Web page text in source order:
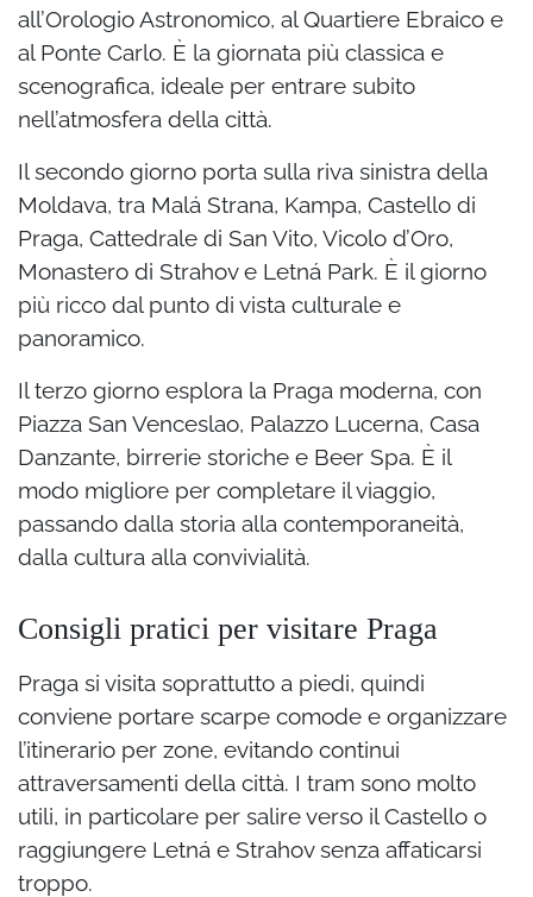
all’Orologio Astronomico, al Quartiere Ebraico e
al Ponte Carlo. È la giornata più classica e
scenografica, ideale per entrare subito
nell’atmosfera della città.
Il secondo giorno porta sulla riva sinistra della
Moldava, tra Malá Strana, Kampa, Castello di
Praga, Cattedrale di San Vito, Vicolo d’Oro,
Monastero di Strahov e Letná Park. È il giorno
più ricco dal punto di vista culturale e
panoramico.
Il terzo giorno esplora la Praga moderna, con
Piazza San Venceslao, Palazzo Lucerna, Casa
Danzante, birrerie storiche e Beer Spa. È il
modo migliore per completare il viaggio,
passando dalla storia alla contemporaneità,
dalla cultura alla convivialità.
Consigli pratici per visitare Praga
Praga si visita soprattutto a piedi, quindi
conviene portare scarpe comode e organizzare
l’itinerario per zone, evitando continui
attraversamenti della città. I tram sono molto
utili, in particolare per salire verso il Castello o
raggiungere Letná e Strahov senza affaticarsi
troppo.